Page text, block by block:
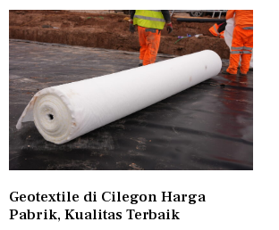
Geotextile di Cilegon Harga
Pabrik, Kualitas Terbaik